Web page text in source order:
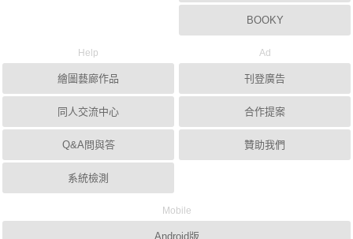
BOOKY
Help
繪圖藝廊作品
同人交流中心
Q&A問與答
系統檢測
Ad
刊登廣告
合作提案
贊助我們
Mobile
Android版